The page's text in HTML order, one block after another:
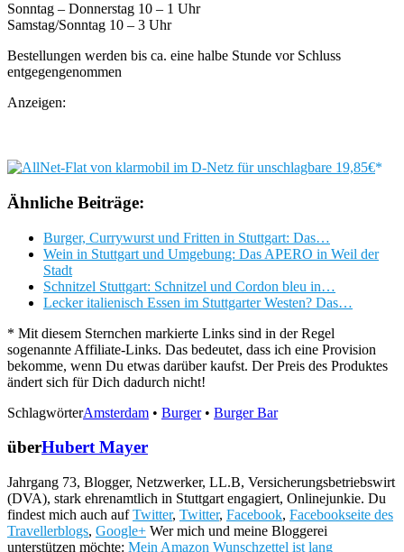
Sonntag – Donnerstag 10 – 1 Uhr
Samstag/Sonntag 10 – 3 Uhr
Bestellungen werden bis ca. eine halbe Stunde vor Schluss
entgegengenommen
Anzeigen:
Ähnliche Beiträge:
Burger, Currywurst und Fritten in Stuttgart: Das…
Wein in Stuttgart und Umgebung: Das APERO in Weil der
Stadt
Schnitzel Stuttgart: Schnitzel und Cordon bleu in…
Lecker italienisch Essen im Stuttgarter Westen? Das…
* Mit diesem Sternchen markierte Links sind in der Regel
sogenannte Affiliate-Links. Das bedeutet, dass ich eine Provision
bekomme, wenn Du etwas darüber kaufst. Der Preis des Produktes
ändert sich für Dich dadurch nicht!
SchlagwörterAmsterdam • Burger• Burger Bar
überHubert Mayer
Jahrgang 73, Blogger, Netzwerker, LL.B, Versicherungsbetriebswirt
(DVA), stark ehrenamtlich in Stuttgart engagiert, Onlinejunkie. Du
findest mich auch aufTwitter, Twitter, Facebook, Facebookseite des
Travellerblogs, Google+ Wer mich und meine Bloggerei
unterstützen möchte: Mein Amazon Wunschzettel ist lang